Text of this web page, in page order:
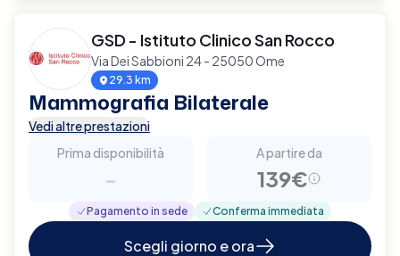
GSD - Istituto Clinico San Rocco
Via Dei Sabbioni 24 - 25050 Ome
29.3 km
Mammografia Bilaterale
Vedi altre prestazioni
Prima disponibilità
-
A partire da
139€
Pagamento in sede Conferma immediata
Scegli giorno e ora